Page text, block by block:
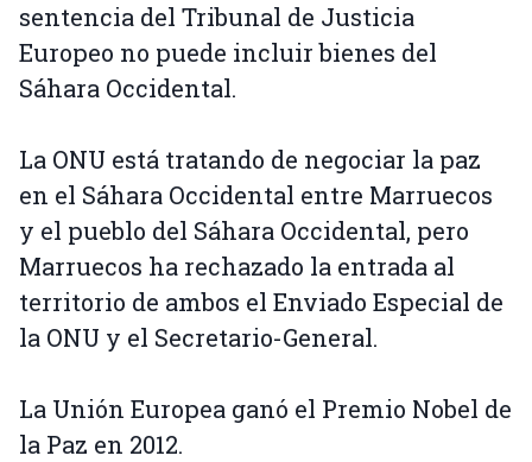
sentencia del Tribunal de Justicia
Europeo no puede incluir bienes del
Sáhara Occidental.
La ONU está tratando de negociar la paz
en el Sáhara Occidental entre Marruecos
y el pueblo del Sáhara Occidental, pero
Marruecos ha rechazado la entrada al
territorio de ambos el Enviado Especial de
la ONU y el Secretario-General.
La Unión Europea ganó el Premio Nobel de
la Paz en 2012.